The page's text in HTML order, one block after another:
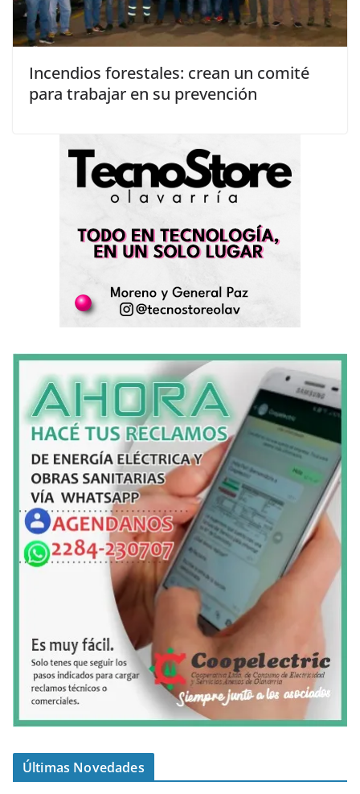
Incendios forestales: crean un comité
para trabajar en su prevención
Últimas Novedades